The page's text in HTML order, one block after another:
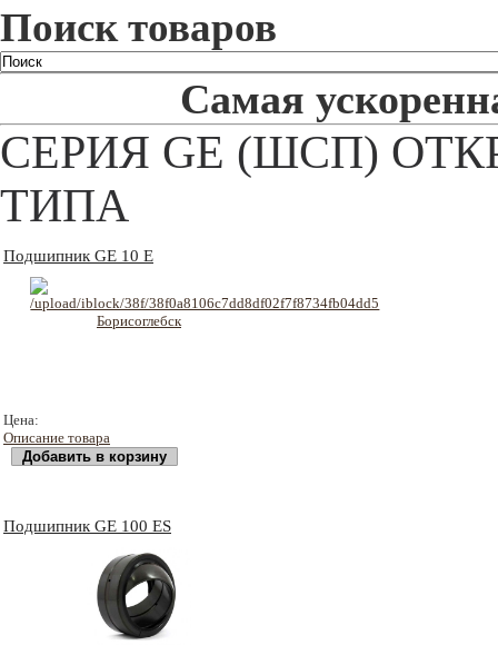
Поиск товаров
Самая
СЕРИЯ GE (ШСП)
ТИПА
Подшипник GE 10 E
Цена:
Описание товара
Подшипник GE 100 ES